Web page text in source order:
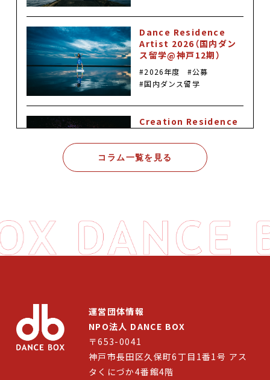
Dance Residence
Artist 2026（国内ダン
ス留学@神戸12期）
2026年度
公募
国内ダンス留学
Creation Residence
ス留学@神戸12期）
2026年度
公募
国内ダンス留学
Schedule
2026年度
実 / 菅原圭輔
2026年度
コラム一覧を見る
運営団体情報
NPO法人 DANCE BOX
〒653-0041
神戸市長田区久保町6丁目1番1号 アス
タくにづか4番館4階